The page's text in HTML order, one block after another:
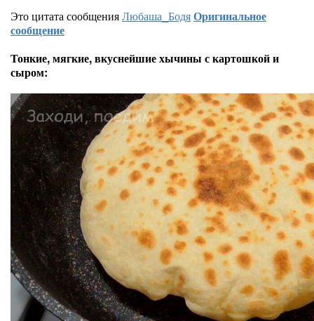
Это цитата сообщенияЛюбаша_БодяОригинальное
сообщение
Тонкие, мягкие, вкуснейшие хычины с картошкой и
сыром: